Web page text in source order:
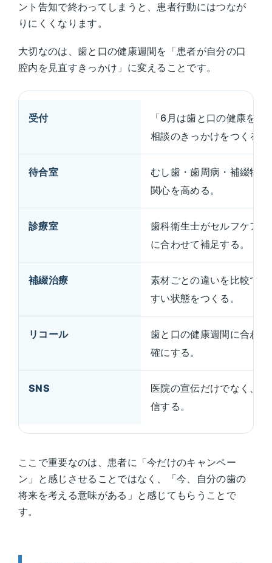
ント告知で終わってしまうと、患者行動にはつなが
りにくくなります。
大切なのは、歯と口の健康週間を「患者が自分の口
腔内を見直すきっかけ」に変えることです。
受付
「6月は歯と口の健康を
相談のきっかけをつくる。
待合室
むし歯・歯周病・補綴物
関心を高める。
診療室
歯科衛生士がセルフケア
に合わせて補足する。
補綴治療
素材ごとの違いを比較で
すい状態をつくる。
リコール
歯と口の健康週間に合わ
確にする。
SNS
医院の宣伝だけでなく、
信する。
ここで重要なのは、患者に「今だけのキャンペー
ン」と感じさせることではなく、「今、自分の歯の
将来を考える意味がある」と感じてもらうことで
す。